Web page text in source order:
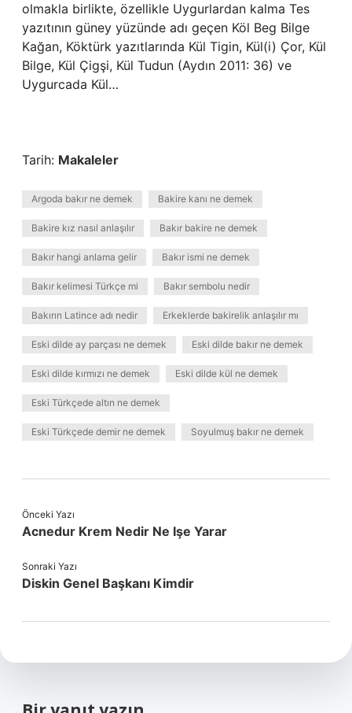
olmakla birlikte, özellikle Uygurlardan kalma Tes
yazıtının güney yüzünde adı geçen Köl Beg Bilge
Kağan, Köktürk yazıtlarında Kül Tigin, Kül(i) Çor, Kül
Bilge, Kül Çigşi, Kül Tudun (Aydın 2011: 36) ve
Uygurcada Kül…
Tarih: Makaleler
Argoda bakır ne demek Bakire kanı ne demek
Bakire kız nasıl anlaşılır Bakır bakire ne demek
Bakır hangi anlama gelir Bakır ismi ne demek
Bakır kelimesi Türkçe mi Bakır sembolu nedir
Bakırın Latince adı nedir Erkeklerde bakirelik anlaşılır mı
Eski dilde ay parçası ne demek Eski dilde bakır ne demek
Eski dilde kırmızı ne demek Eski dilde kül ne demek
Eski Türkçede altın ne demek
Eski Türkçede demir ne demek Soyulmuş bakır ne demek
Önceki Yazı
Acnedur Krem Nedir Ne Işe Yarar
Sonraki Yazı
Diskin Genel Başkanı Kimdir